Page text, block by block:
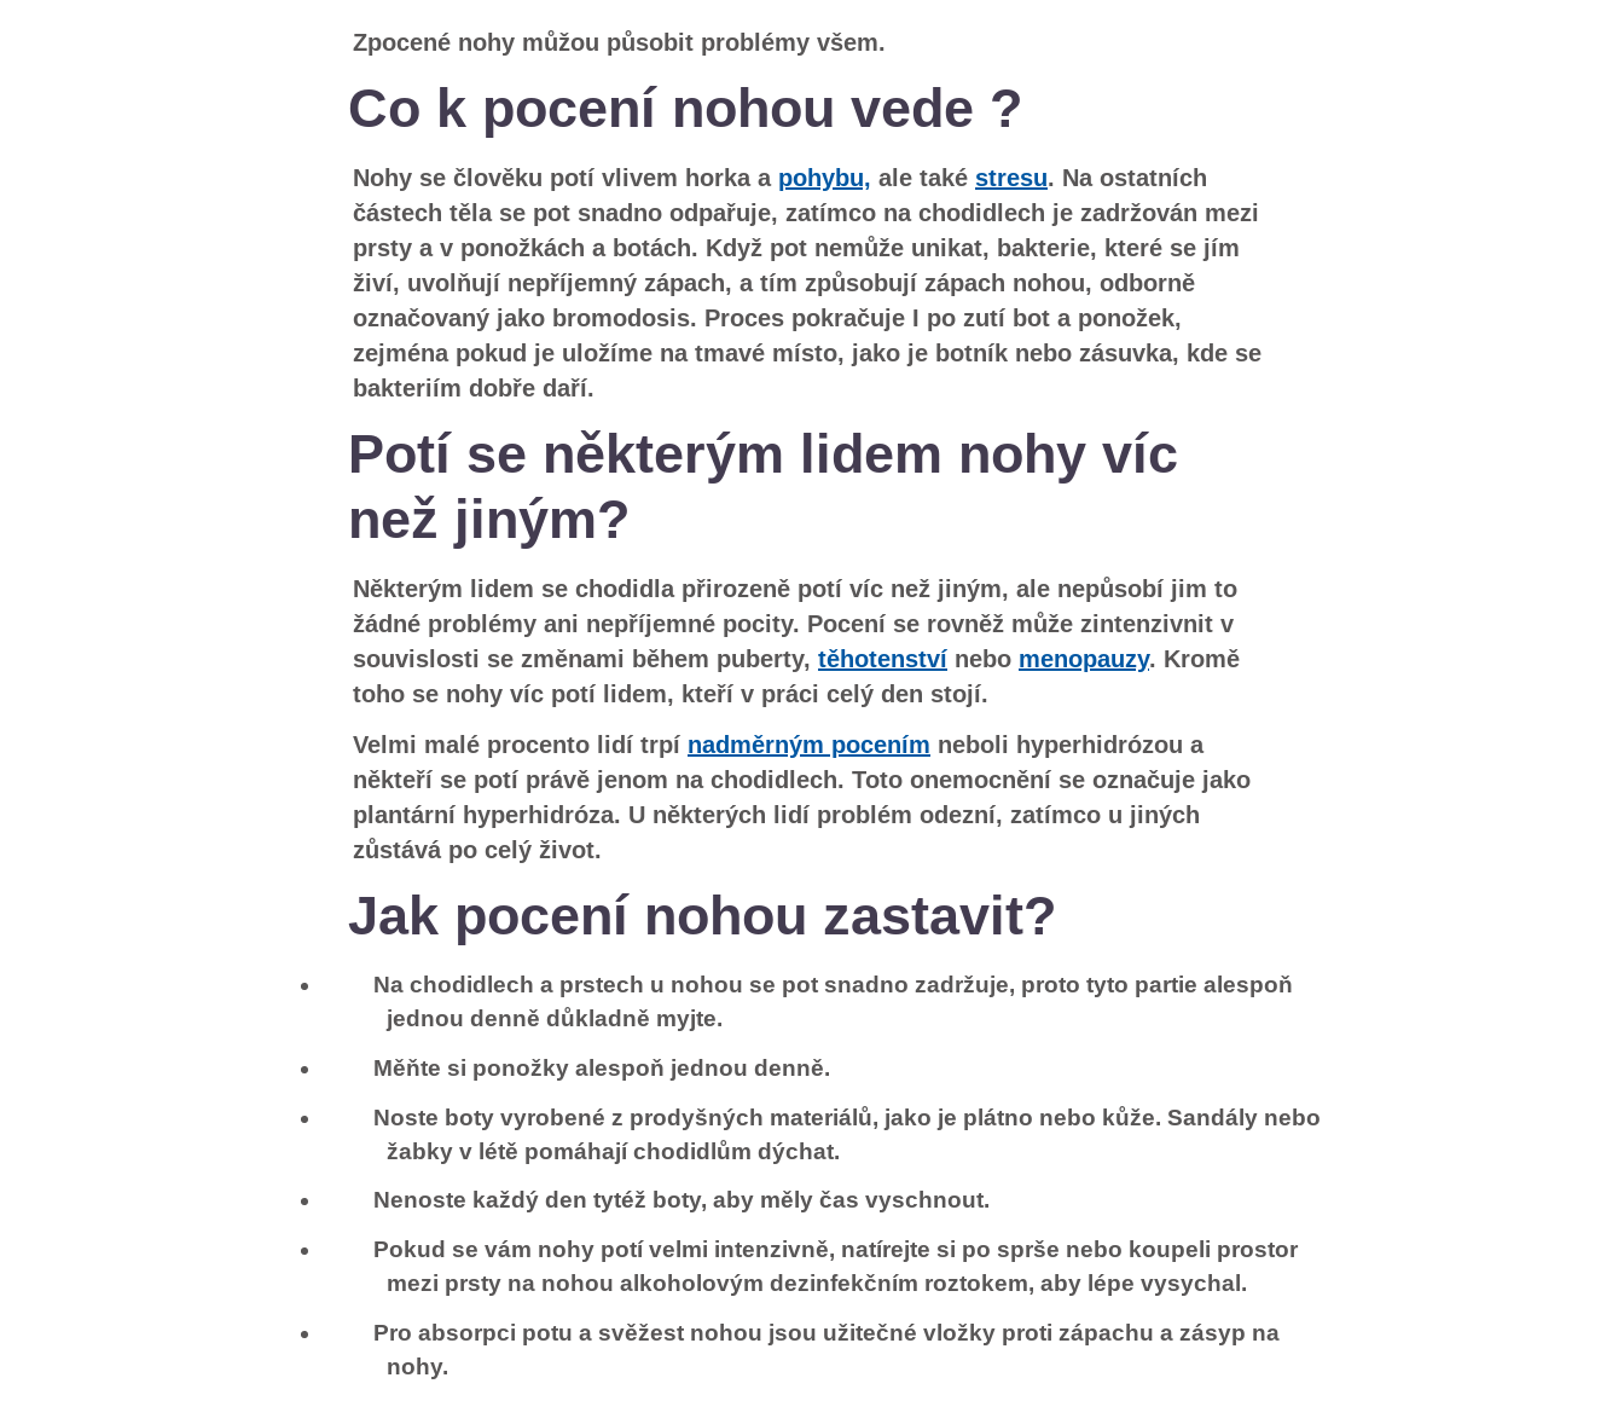
Zpocené nohy můžou působit problémy všem.
Co k pocení nohou vede ?
Nohy se člověku potí vlivem horka a pohybu, ale také stresu. Na ostatních
částech těla se pot snadno odpařuje, zatímco na chodidlech je zadržován mezi
prsty a v ponožkách a botách. Když pot nemůže unikat, bakterie, které se jím
živí, uvolňují nepříjemný zápach, a tím způsobují zápach nohou, odborně
označovaný jako bromodosis. Proces pokračuje I po zutí bot a ponožek,
zejména pokud je uložíme na tmavé místo, jako je botník nebo zásuvka, kde se
bakteriím dobře daří.
Potí se některým lidem nohy víc
než jiným?
Některým lidem se chodidla přirozeně potí víc než jiným, ale nepůsobí jim to
žádné problémy ani nepříjemné pocity. Pocení se rovněž může zintenzivnit v
souvislosti se změnami během puberty, těhotenství nebo menopauzy. Kromě
toho se nohy víc potí lidem, kteří v práci celý den stojí.
Velmi malé procento lidí trpí nadměrným pocením neboli hyperhidrózou a
někteří se potí právě jenom na chodidlech. Toto onemocnění se označuje jako
plantární hyperhidróza. U některých lidí problém odezní, zatímco u jiných
zůstává po celý život.
Jak pocení nohou zastavit?
Na chodidlech a prstech u nohou se pot snadno zadržuje, proto tyto partie alespoň
jednou denně důkladně myjte.
Měňte si ponožky alespoň jednou denně.
Noste boty vyrobené z prodyšných materiálů, jako je plátno nebo kůže. Sandály nebo
žabky v létě pomáhají chodidlům dýchat.
Nenoste každý den tytéž boty, aby měly čas vyschnout.
Pokud se vám nohy potí velmi intenzivně, natírejte si po sprše nebo koupeli prostor
mezi prsty na nohou alkoholovým dezinfekčním roztokem, aby lépe vysychal.
Pro absorpci potu a svěžest nohou jsou užitečné vložky proti zápachu a zásyp na
nohy.